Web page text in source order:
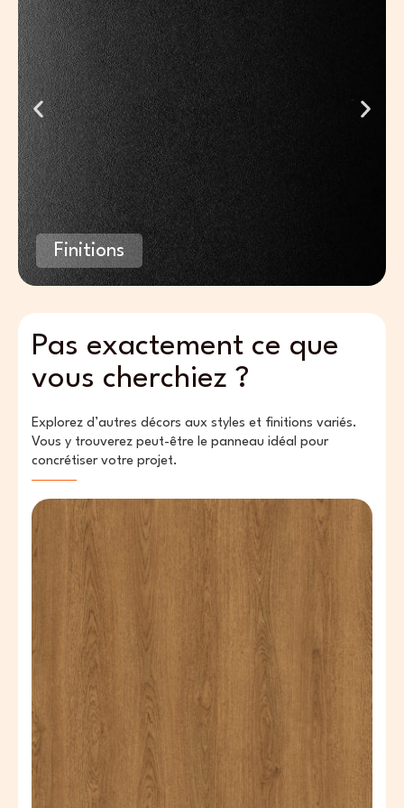
Finitions
Pas exactement ce que
vous cherchiez ?
Explorez d’autres décors aux styles et finitions variés.
Vous y trouverez peut-être le panneau idéal pour
concrétiser votre projet.